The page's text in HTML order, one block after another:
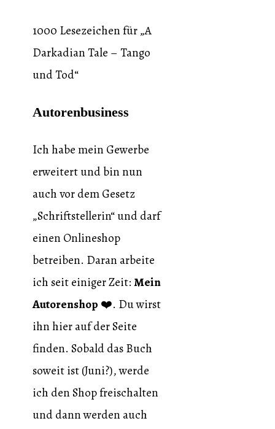
1000 Lesezeichen für „A
Darkadian Tale – Tango
und Tod“
Autorenbusiness
Ich habe mein Gewerbe
erweitert und bin nun
auch vor dem Gesetz
„Schriftstellerin“ und darf
einen Onlineshop
betreiben. Daran arbeite
ich seit einiger Zeit:Mein
Autorenshop ❤️. Du wirst
ihn hier auf der Seite
finden. Sobald das Buch
soweit ist (Juni?), werde
ich den Shop freischalten
und dann werden auch